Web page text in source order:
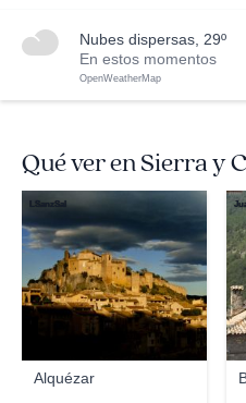
nubes dispersas, 29º
En estos momentos
OpenWeatherMap
Qué ver en Sierra y
Alquézar
LSanzSal